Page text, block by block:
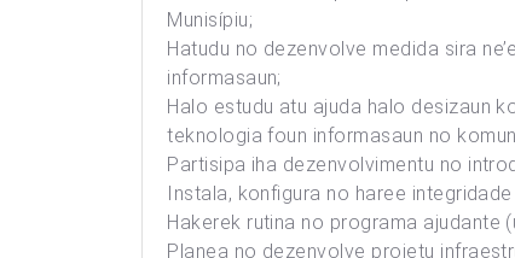
Munisípiu;
Hatudu no dezenvolve medida sira
informasaun;
Halo estudu atu ajuda halo desizaun
teknologia foun informasaun no
Partisipa iha dezenvolvimentu no
Instala, konfigura no haree
Hakerek rutina no programa ajudante
Planea no dezenvolve projetu